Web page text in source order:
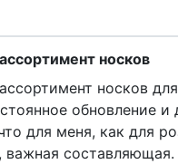
носков
носков
обновление и
для меня, как для
важная составляющая.